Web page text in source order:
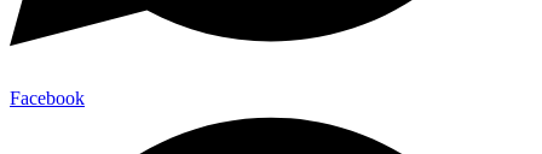
Facebook